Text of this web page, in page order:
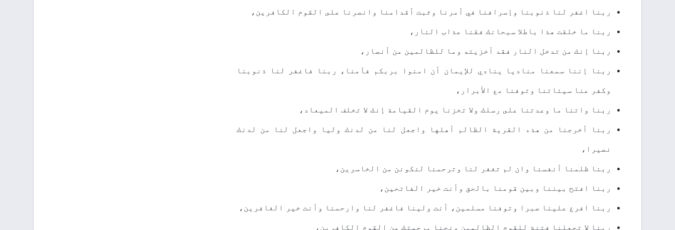
ﺭﺑﻨﺎ ﺍﻏﻔﺮ ﻟﻨﺎ ﺫﻧﻮﺑﻨﺎ ﻭﺇﺳﺮﺍﻓﻨﺎ ﻓﻲ ﺃﻣﺮﻧﺎ ﻭﺛﺒﺖ ﺃﻗﺪﺍﻣﻨﺎ ﻭﺍﻧﺼﺮﻧﺎ ﻋﻠﻰ ﺍﻟﻘﻮﻡ ﺍﻟﻜﺎﻓﺮﻳﻦ،
ﺭﺑﻨﺎ ﻣﺎ ﺧﻠﻘﺖ ﻫﺬﺍ ﺑﺎﻃﻼ ﺳﺒﺤﺎﻧﻚ ﻓﻘﻨﺎ ﻋﺬﺍﺏ ﺍﻟﻨﺎﺭ،
ﺭﺑﻨﺎ ﺇﻧﻚ ﻣﻦ ﺗﺪﺧﻞ ﺍﻟﻨﺎﺭ ﻓﻘﺪ ﺃﺧﺰﻳﺘﻪ ﻭﻣﺎ ﻟﻠﻈﺎﻟﻤﻴﻦ ﻣﻦ ﺃﻧﺼﺎﺭ،
ﺭﺑﻨﺎ ﺇﻧﻨﺎ ﺳﻤﻌﻨﺎ ﻣﻨﺎﺩﻳﺎ ﻳﻨﺎﺩﻱ ﻟﻺﻳﻤﺎﻥ ﺃﻥ ﺍﻣﻨﻮﺍ ﺑﺮﺑﻜﻢ ﻓﺂﻣﻨﺎ، ﺭﺑﻨﺎ ﻓﺎﻏﻔﺮ ﻟﻨﺎ ﺫﻧﻮﺑﻨﺎ
ﻭﻛﻔﺮ ﻋﻨﺎ ﺳﻴﺌﺎﺗﻨﺎ ﻭﺗﻮﻓﻨﺎ ﻣﻊ ﺍﻷﺑﺮﺍﺭ،
ﺭﺑﻨﺎ ﻭﺍﺗﻨﺎ ﻣﺎ ﻭﻋﺪﺗﻨﺎ ﻋﻠﻰ ﺭﺳﻠﻚ ﻭﻻ ﺗﺨﺰﻧﺎ ﻳﻮﻡ ﺍﻟﻘﻴﺎﻣﺔ ﺇﻧﻚ ﻻ ﺗﺨﻠﻒ ﺍﻟﻤﻴﻌﺎﺩ،
ﺭﺑﻨﺎ ﺃﺧﺮﺟﻨﺎ ﻣﻦ ﻫﺬﻩ ﺍﻟﻘﺮﻳﺔ ﺍﻟﻈﺎﻟﻢ ﺃﻫﻠﻬﺎ ﻭﺍﺟﻌﻞ ﻟﻨﺎ ﻣﻦ ﻟﺪﻧﻚ ﻭﻟﻴﺎ ﻭﺍﺟﻌﻞ ﻟﻨﺎ ﻣﻦ ﻟﺪﻧﻚ
ﻧﺼﻴﺮﺍ،
ﺭﺑﻨﺎ ﻇﻠﻤﻨﺎ ﺃﻧﻔﺴﻨﺎ ﻭﺍﻥ ﻟﻢ ﺗﻐﻔﺮ ﻟﻨﺎ ﻭﺗﺮﺣﻤﻨﺎ ﻟﻨﻜﻮﻧﻦ ﻣﻦ ﺍﻟﺨﺎﺳﺮﻳﻦ،
ﺭﺑﻨﺎ ﺍﻓﺘﺢ ﺑﻴﻨﻨﺎ ﻭﺑﻴﻦ ﻗﻮﻣﻨﺎ ﺑﺎﻟﺤﻖ ﻭﺃﻧﺖ ﺧﻴﺮ ﺍﻟﻔﺎﺗﺤﻴﻦ،
ﺭﺑﻨﺎ ﺍﻓﺮﻍ ﻋﻠﻴﻨﺎ ﺻﺒﺮﺍ ﻭﺗﻮﻓﻨﺎ ﻣﺴﻠﻤﻴﻦ، ﺃﻧﺖ ﻭﻟﻴﻨﺎ ﻓﺎﻏﻔﺮ ﻟﻨﺎ ﻭﺍﺭﺣﻤﻨﺎ ﻭﺃﻧﺖ ﺧﻴﺮ ﺍﻟﻐﺎﻓﺮﻳﻦ،
ﺭﺑﻨﺎ ﻻ ﺗﺠﻌﻠﻨﺎ ﻓﺘﻨﺔ ﻟﻠﻘﻮﻡ ﺍﻟﻈﺎﻟﻤﻴﻦ ﻭﻧﺠﻨﺎ ﺑﺮﺣﻤﺘﻚ ﻣﻦ ﺍﻟﻘﻮﻡ ﺍﻟﻜﺎﻓﺮﻳﻦ،